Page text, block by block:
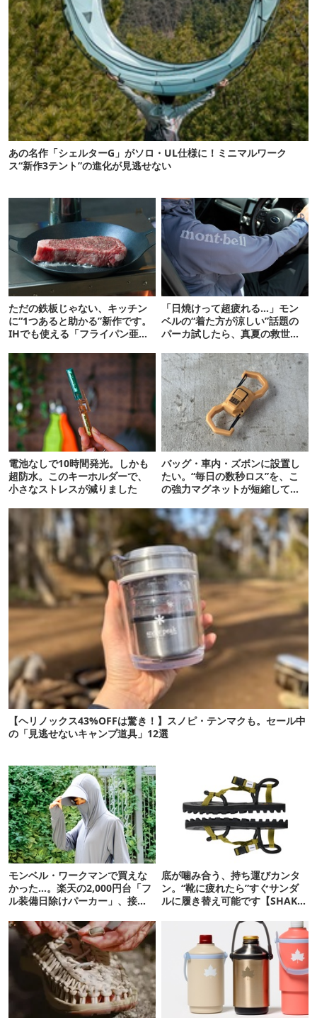
あの名作「シェルターG」がソロ・UL仕様に！ミニマルワーク
ス“新作3テント”の進化が見逃せない
ただの鉄板じゃない、キッチン
に“1つあると助かる”新作です。
IHでも使える「フライパン亜
「日焼けって超疲れる…」モン
ベルの“着た方が涼しい”話題の
パーカ試したら、真夏の救世主
電池なしで10時間発光。しかも
超防水。このキーホルダーで、
小さなストレスが減りました
バッグ・車内・ズボンに設置し
たい。“毎日の数秒ロス”を、こ
の強力マグネットが短縮してく
【ヘリノックス43%OFFは驚き！】スノピ・テンマクも。セール中
の「見逃せないキャンプ道具」12選
モンベル・ワークマンで買えな
かった…。楽天の2,000円台「フ
ル装備日除けパーカー」、接触
底が噛み合う、持ち運びカンタ
ン。“靴に疲れたら”すぐサンダ
ルに履き替え可能です【SHAKA